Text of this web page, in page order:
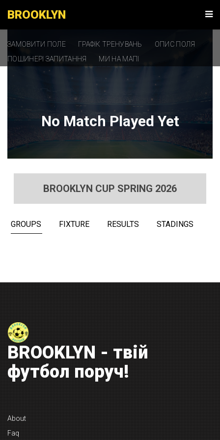
BROOKLYN
ЗАМОВИТИ ПОЛЕ ГРАФІК ТРЕНУВАНЬ
ОПИС ПОЛЯ
ПОШИНЕРІ ЗАПИТАННЯ
МИ НА МАПІ
No Match Played Yet
BROOKLYN CUP SPRING 2026
GROUPS FIXTURE RESULTS STADINGS
BROOKLYN - твій
футбол поруч!
About
Faq